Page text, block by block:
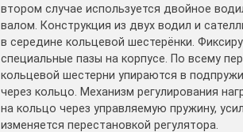
втором случае используется двойное
валом. Конструкция из двух водил и
в середине кольцевой шестерёнки.
специальные пазы на корпусе. По всему
кольцевой шестерни упираются в
через кольцо. Механизм регулирования
на кольцо через управляемую пружину,
изменяется перестановкой регулятора.